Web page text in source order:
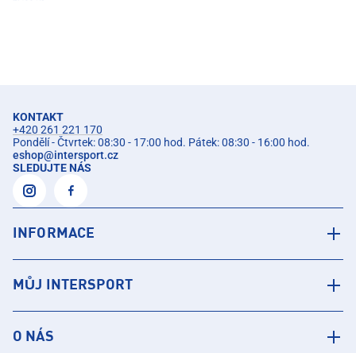
KONTAKT
+420 261 221 170
Pondělí - Čtvrtek: 08:30 - 17:00 hod. Pátek: 08:30 - 16:00 hod.
eshop@intersport.cz
SLEDUJTE NÁS
INFORMACE
MŮJ INTERSPORT
O NÁS